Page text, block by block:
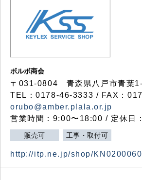
ボルボ商会
〒031-0804 青森県八戸市青葉
TEL：0178-46-3333 / FAX：
orubo@amber.plala.or.jp
営業時間：9:00〜18:00 / 定休日
販売可 工事・取付可
http://itp.ne.jp/shop/